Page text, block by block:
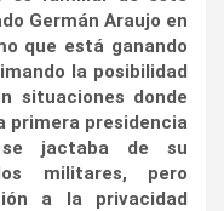
Germán Araujo en
que está ganando
la posibilidad
situaciones donde
primera presidencia
se jactaba de su
militares, pero
a la privacidad